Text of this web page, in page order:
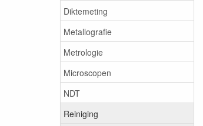
Diktemeting
Metallografie
Metrologie
Microscopen
NDT
Reiniging